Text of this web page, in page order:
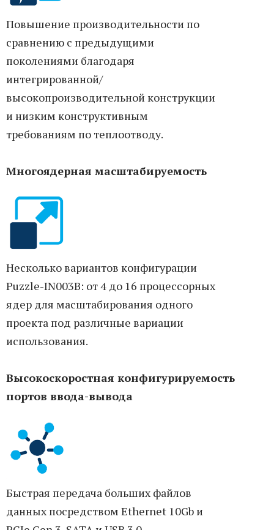
Повышение производительности по
сравнению с предыдущими
поколениями благодаря
интегрированной/
высокопроизводительной конструкции
и низким конструктивным
требованиям по теплоотводу.
Многоядерная масштабируемость
Несколько вариантов конфигурации
Puzzle-IN003B: от 4 до 16 процессорных
ядер для масштабирования одного
проекта под различные вариации
использования.
Высокоскоростная конфигурируемость
портов ввода-вывода
Быстрая передача больших файлов
данных посредством Ethernet 10Gb и